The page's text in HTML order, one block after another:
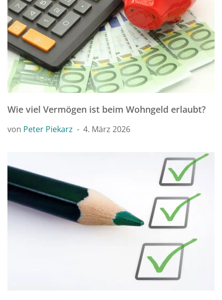
Wie viel Vermögen ist beim Wohngeld erlaubt?
von Peter Piekarz 4. März 2026